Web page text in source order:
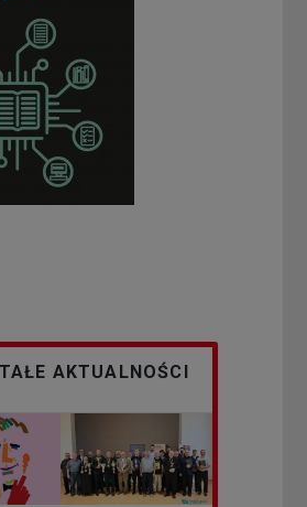
AKTUALNOŚCI